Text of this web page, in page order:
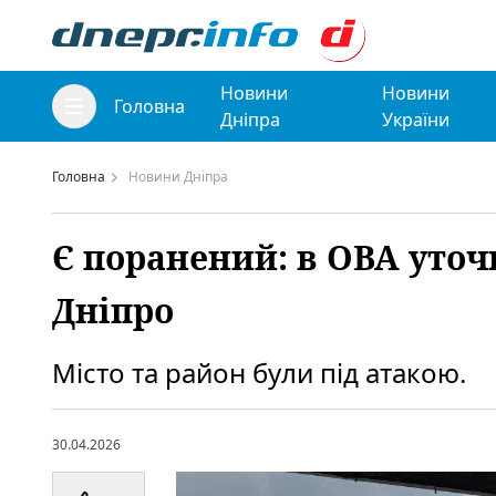
Головна
Новини
Дніпра
Новини
України
Головна Новини Дніпра
Є поранений: в ОВА
Дніпро
Місто та район були під атакою.
30.04.2026